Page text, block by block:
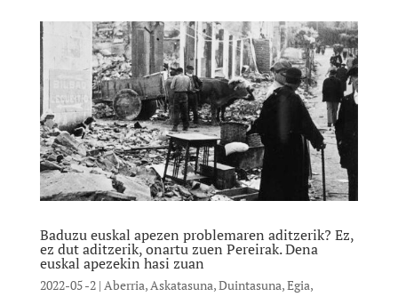
Baduzu euskal apezen problemaren aditzerik? Ez,
ez dut aditzerik, onartu zuen Pereirak. Dena
euskal apezekin hasi zuan
2022-05 -2| Aberria, Askatasuna,Duintasuna,Egia,